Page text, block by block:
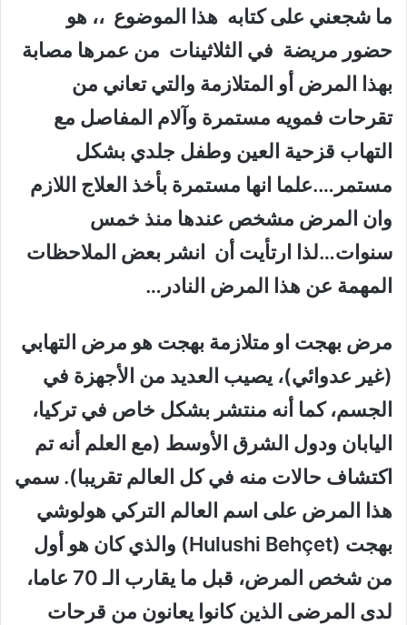
ما شجعني على كتابه هذا الموضوع ،، هو
حضور مريضة في الثلاثينات من عمرها مصابة
بهذا المرض أو المتلازمة والتي تعاني من
تقرحات فمويه مستمرة وآلام المفاصل مع
التهاب قزحية العين وطفل جلدي بشكل
مستمر….علما انها مستمرة بأخذ العلاج اللازم
وان المرض مشخص عندها منذ خمس
سنوات…لذا ارتأيت أن انشر بعض الملاحظات
المهمة عن هذا المرض النادر…
مرض بهجت او متلازمة بهجت هو مرض التهابي
(غير عدوائي)، يصيب العديد من الأجهزة في
الجسم، كما أنه منتشر بشكل خاص في تركيا،
اليابان ودول الشرق الأوسط (مع العلم أنه تم
اكتشاف حالات منه في كل العالم تقريبا). سمي
هذا المرض على اسم العالم التركي هولوشي
بهجت (Hulushi Behçet) والذي كان هو أول
من شخص المرض، قبل ما يقارب الـ 70 عاما،
لدى المرضى الذين كانوا يعانون من قرحات